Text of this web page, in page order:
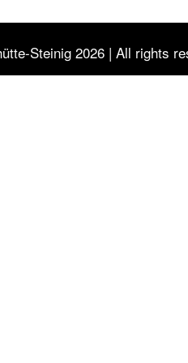
Steinig 2026 | All rights